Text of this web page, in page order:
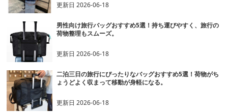
更新日2026-06-18
男性向け旅行バッグおすすめ5選！持ち運びやすく、旅行の
荷物整理もスムーズ。
更新日2026-06-18
二泊三日の旅行にぴったりなバッグおすすめ5選！荷物がち
ょうどよく収まって移動が身軽になる。
更新日2026-06-18